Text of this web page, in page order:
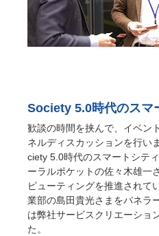
Society 5.0時代のスマ
歓談の時間を挟んで、イベン
ネルディスカッションを行い
ciety 5.0時代のスマートシテ
ーラルポケットの佐々木雄一
ピューティングを推進されて
業部の島田貴光さまをパネラ
は弊社サービスクリエーショ
た。